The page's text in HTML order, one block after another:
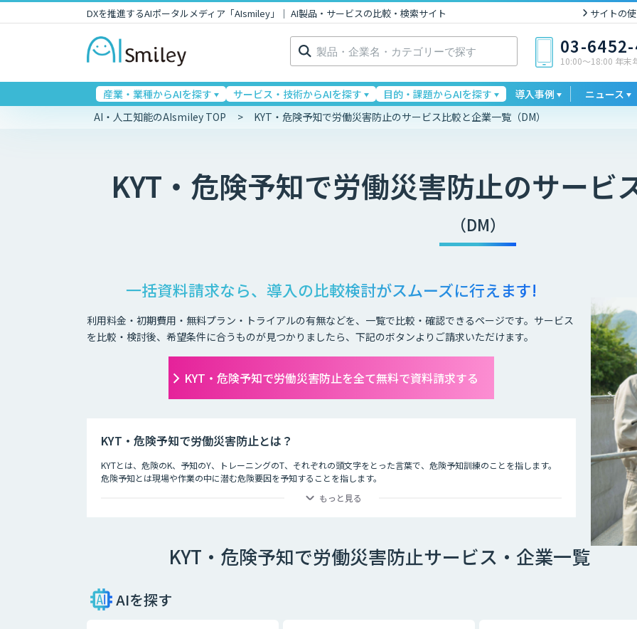
DXを推進するAIポータルメディア「AIsmiley」｜ AI製品・サービスの比較・検索サイト サイトの
検
索: 03-
10:00〜18:00 年末
産業・業種からAIを探す サービス・技術からAIを探す 目的・課題からAIを探す 導入事例 ニュース
AI・人工知能のAIsmiley TOP KYT・危険予知で労働災害防止のサービス比較と企業一覧（DM）
KYT・危険予知で労働災害防止のサービ
（DM）
一括資料請求なら、導入の比較検討がスムーズに行えます!
利用料金・初期費用・無料プラン・トライアルの有無などを、一覧で比較・確認できるページです。サービス
を比較・検討後、希望条件に合うものが見つかりましたら、下記のボタンよりご請求いただけます。
KYT・危険予知で労働災害防止を全て無料で資料請求する
KYT・危険予知で労働災害防止とは？
KYTとは、危険のK、予知のY、トレーニングのT、それぞれの頭文字をとった言葉で、危険予知訓練のことを指します。
危険予知とは現場や作業の中に潜む危険要因を予知することを指します。
もっと見る
KYT・危険予知で労働災害防止サービス・企業一覧
AIを探す